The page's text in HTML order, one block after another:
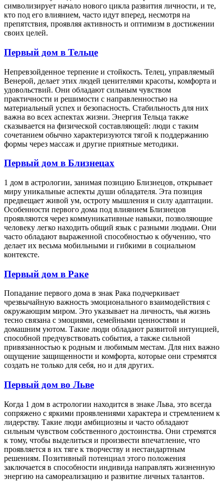
символизирует начало нового цикла развития личности, и те,
кто под его влиянием, часто идут вперед, несмотря на
препятствия, проявляя активность и оптимизм в достижении
своих целей.
Первый дом в Тельце
Непревзойденное терпение и стойкость. Телец, управляемый
Венерой, делает этих людей ценителями красоты, комфорта и
удовольствий. Они обладают сильным чувством
практичности и решимости с направленностью на
материальный успех и безопасность. Стабильность для них
важна во всех аспектах жизни. Энергия Тельца также
сказывается на физической составляющей: люди с таким
сочетанием обычно характеризуются тягой к поддержанию
формы через массаж и другие приятные методики.
Первый дом в Близнецах
1 дом в астрологии, занимая позицию Близнецов, открывает
миру уникальные аспекты души обладателя. Эта позиция
предвещает живой ум, остроту мышления и силу адаптации.
Особенности первого дома под влиянием Близнецов
проявляются через коммуникативные навыки, позволяющие
человеку легко находить общий язык с разными людьми. Они
часто обладают выраженной способностью к обучению, что
делает их весьма мобильными и гибкими в социальном
контексте.
Первый дом в Раке
Попадание первого дома в знак Рака подчеркивает
чрезвычайную важность эмоционального взаимодействия с
окружающим миром. Это указывает на личность, чья жизнь
тесно связана с эмоциями, семейными ценностями и
домашним уютом. Такие люди обладают развитой интуицией,
способной предчувствовать события, а также сильной
привязанностью к родным и любимым местам. Для них важно
ощущение защищенности и комфорта, которые они стремятся
создать не только для себя, но и для других.
Первый дом во Льве
Когда 1 дом в астрологии находится в знаке Льва, это всегда
сопряжено с яркими проявлениями характера и стремлением к
лидерству. Такие люди амбициозны и часто обладают
сильным чувством собственного достоинства. Они стремятся
к тому, чтобы выделиться и произвести впечатление, что
проявляется в их тяге к творчеству и нестандартным
решениям. Позитивный потенциал этого положения
заключается в способности индивида направлять жизненную
энергию на самореализацию и развитие личных талантов.